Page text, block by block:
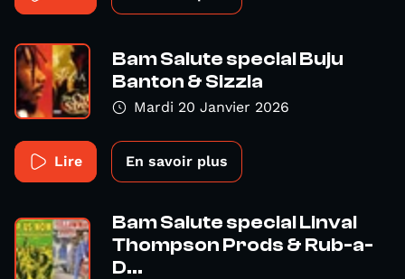
Bam Salute special Buju
Banton & Sizzla
Mardi 20 Janvier 2026
Lire En savoir plus
Bam Salute special Linval
Thompson Prods & Rub-a-
D...